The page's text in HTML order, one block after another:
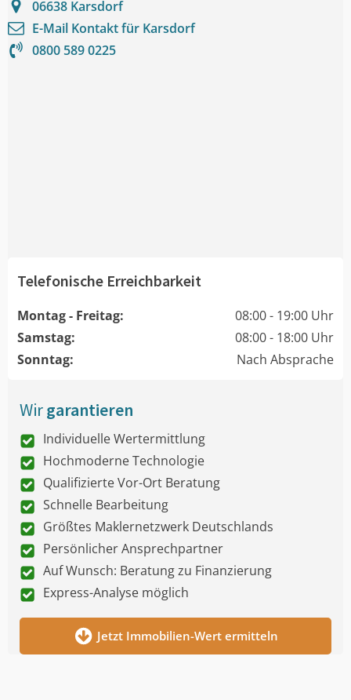
06638 Karsdorf
E-Mail Kontakt für Karsdorf
0800 589 0225
Telefonische Erreichbarkeit
Montag - Freitag:
08:00 - 19:00 Uhr
Samstag:
08:00 - 18:00 Uhr
Sonntag:
Nach Absprache
Wirgarantieren
Individuelle Wertermittlung
Hochmoderne Technologie
Qualifizierte Vor-Ort Beratung
Schnelle Bearbeitung
Größtes Maklernetzwerk Deutschlands
Persönlicher Ansprechpartner
Auf Wunsch: Beratung zu Finanzierung
Express-Analyse möglich
Jetzt Immobilien-Wert ermitteln